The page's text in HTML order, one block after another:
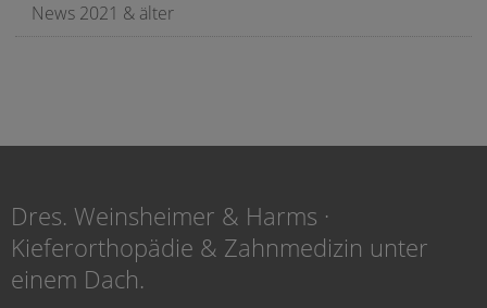
News 2021 & älter
Dres. Weinsheimer & Harms ·
Kieferorthopädie & Zahnmedizin unter
einem Dach.